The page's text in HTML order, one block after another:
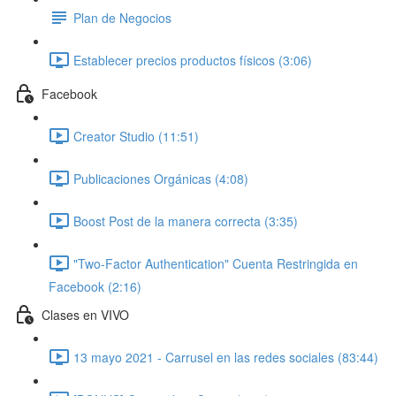
Plan de Negocios
Establecer precios productos físicos (3:06)
Facebook
Creator Studio (11:51)
Publicaciones Orgánicas (4:08)
Boost Post de la manera correcta (3:35)
"Two-Factor Authentication" Cuenta Restringida en
Facebook (2:16)
Clases en VIVO
13 mayo 2021 - Carrusel en las redes sociales (83:44)